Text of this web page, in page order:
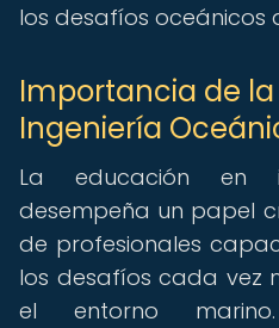
los desafíos oceánicos
Importancia de
Ingeniería
La educación en
desempeña un papel
de profesionales
los desafíos cada vez
el entorno